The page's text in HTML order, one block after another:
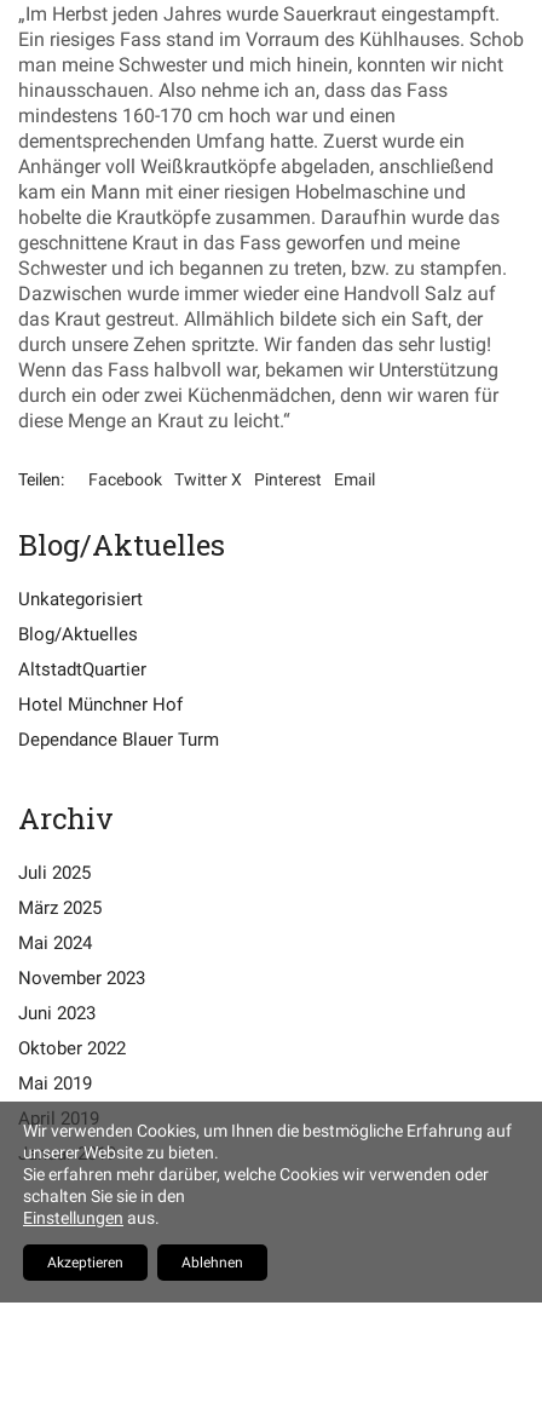
„Im Herbst jeden Jahres wurde Sauerkraut eingestampft.
Ein riesiges Fass stand im Vorraum des Kühlhauses. Schob
man meine Schwester und mich hinein, konnten wir nicht
hinausschauen. Also nehme ich an, dass das Fass
mindestens 160-170 cm hoch war und einen
dementsprechenden Umfang hatte. Zuerst wurde ein
Anhänger voll Weißkrautköpfe abgeladen, anschließend
kam ein Mann mit einer riesigen Hobelmaschine und
hobelte die Krautköpfe zusammen. Daraufhin wurde das
geschnittene Kraut in das Fass geworfen und meine
Schwester und ich begannen zu treten, bzw. zu stampfen.
Dazwischen wurde immer wieder eine Handvoll Salz auf
das Kraut gestreut. Allmählich bildete sich ein Saft, der
durch unsere Zehen spritzte. Wir fanden das sehr lustig!
Wenn das Fass halbvoll war, bekamen wir Unterstützung
durch ein oder zwei Küchenmädchen, denn wir waren für
diese Menge an Kraut zu leicht.“
Teilen: Facebook Twitter X Pinterest Email
Blog/Aktuelles
Unkategorisiert
Blog/Aktuelles
AltstadtQuartier
Hotel Münchner Hof
Dependance Blauer Turm
Archiv
Juli 2025
März 2025
Mai 2024
November 2023
Juni 2023
Oktober 2022
Mai 2019
April 2019
Januar 2019
Spezial Angebote
Empfehlungen
Datenschutz
Impressum
Altstadt Quartier Münchner Hof
Tändlergasse 9
93047 Regensburg
info@muenchner-hof.de
Facebook Email
Copyrights Hotel Münchner
Hof
Wir verwenden Cookies, um Ihnen die bestmögliche Erfahrung auf
unserer Website zu bieten.
Sie erfahren mehr darüber, welche Cookies wir verwenden oder
schalten Sie sie in den
Einstellungen aus.
Akzeptieren Ablehnen